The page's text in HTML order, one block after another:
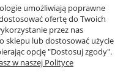
DOSTAWA
umożliwiają poprawne
ofertę do Twoich
przez nas
sklepu lub dostosować użycie
opcję "Dostosuj zgody".
w naszej Polityce